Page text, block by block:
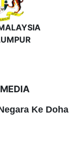
Ke